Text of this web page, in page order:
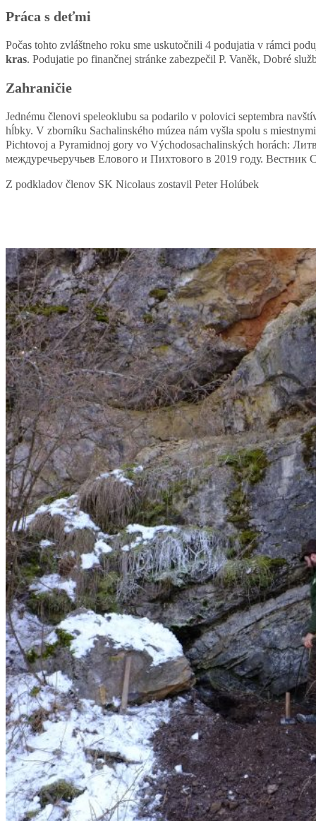
Práca s deťmi
Počas tohto zvláštneho roku sme uskutočnili 4 podujatia v rámci
kras. Podujatie po finančnej stránke zabezpečil P. Vaněk, Dobré
Zahraničie
Jednému členovi speleoklubu sa podarilo v polovici septembra
hĺbky. V zborníku Sachalinského múzea nám vyšla spolu s
Pichtovoj a Pyramidnoj gory vo Východosachalinských horách:
междуречьеручьев Елового и Пихтового в 2019 году. Вестник
Z podkladov členov SK Nicolaus zostavil Peter Holúbek